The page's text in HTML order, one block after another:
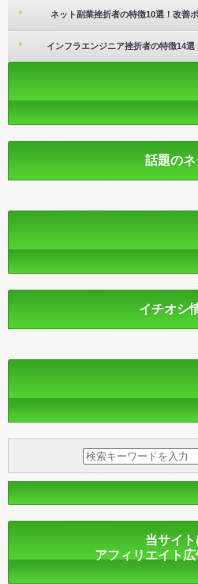
ネット副業挫折者の特徴10選！改善
インフラエンジニア挫折者の特徴14
話題のネ
イチオシ
当サイト
アフィリエイト